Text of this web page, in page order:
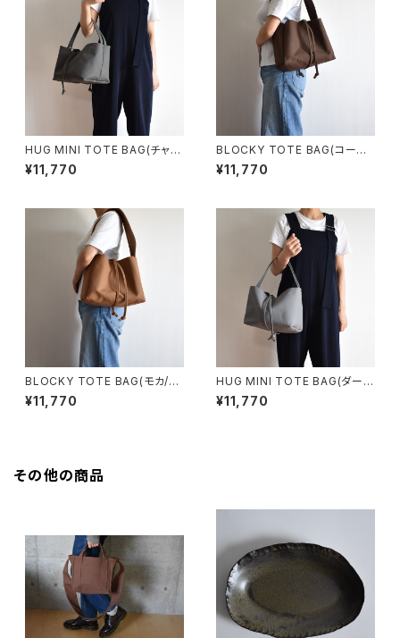
HUG MINI TOTE BAG(チャコ
ール/グレー)
¥11,770
BLOCKY TOTE BAG(コーヒ
ー/ブラウン)
¥11,770
BLOCKY TOTE BAG(モカ/ブ
ラウン)
¥11,770
HUG MINI TOTE BAG(ダーク
グレー)
¥11,770
その他の商品